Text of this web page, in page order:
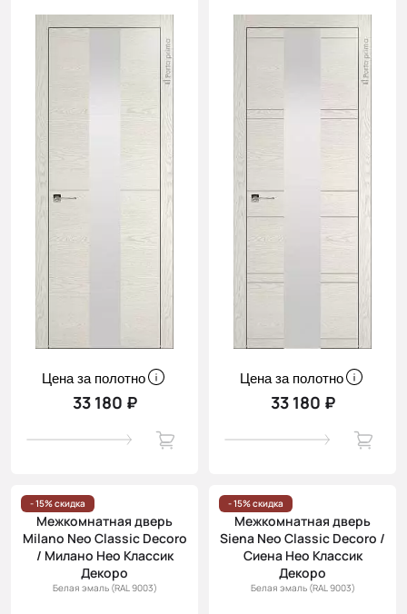
Цена за полотно
33 180 ₽
Цена за полотно
33 180 ₽
- 15% скидка
Межкомнатная дверь
Milano Neo Classic Decoro
/ Милано Нео Классик
Декоро
Белая эмаль (RAL 9003)
- 15% скидка
Межкомнатная дверь
Siena Neo Classic Decoro /
Сиена Нео Классик
Декоро
Белая эмаль (RAL 9003)